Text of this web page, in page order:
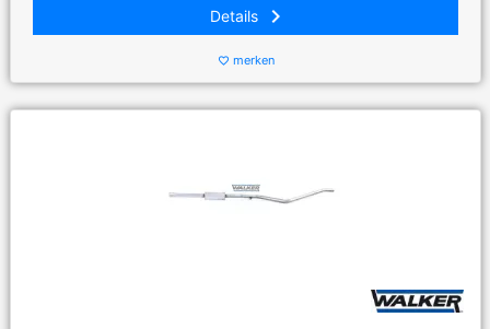
Details keyboard_arrow_right
favorite_border merken